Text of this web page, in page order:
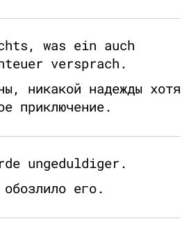
was ein auch
versprach.
никакой надежды хотя
приключение.
ungeduldiger.
его.